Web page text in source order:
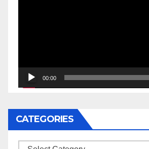
00:00
CATEGORIES
Categories